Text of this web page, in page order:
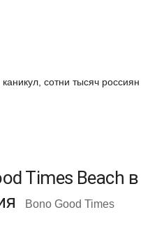
сотни тысяч россиян
Times Beach в
Bono Good Times